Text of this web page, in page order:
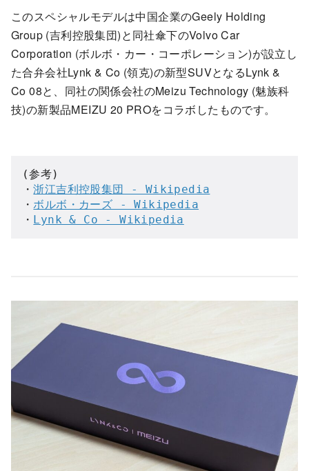
このスペシャルモデルは中国企業のGeely Holding
Group (吉利控股集団)と同社傘下のVolvo Car
Corporation (ボルボ・カー・コーポレーション)が設立し
た合弁会社Lynk & Co (領克)の新型SUVとなるLynk &
Co 08と、同社の関係会社のMeizu Technology (魅族科
技)の新製品MEIZU 20 PROをコラボしたものです。
(参考)
・浙江吉利控股集団 - Wikipedia
・ボルボ・カーズ - Wikipedia
・ Lynk & Co - Wikipedia